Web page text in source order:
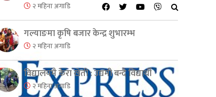
२ महिना अगाडि
गल्याङमा कृषि बजार केन्द्र शुभारम्भ
२ महिना अगाडि
विद्यालयमै केरा खेती : उद्यमी बन्दै विद्यार्थी
२ महिना अगाडि